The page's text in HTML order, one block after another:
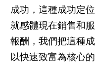
成功，這種成功定
就感體現在銷售和
報酬，我們把這種
以快速致富為核心